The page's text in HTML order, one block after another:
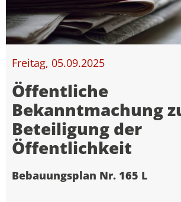
Freitag, 05.09.2025
Öffentliche
Bekanntmachung
Beteiligung der
Öffentlichkeit
Bebauungsplan Nr. 165 L